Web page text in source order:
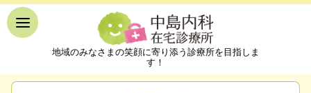
地域のみなさまの笑顔に寄り添う診療所を目指しま
す！